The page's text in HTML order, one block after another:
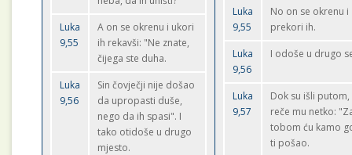
Luka
9,55
A on se okrenu i ukori
ih rekavši: "Ne znate,
čijega ste duha.
Luka
9,56
Sin čovječji nije došao
da upropasti duše,
nego da ih spasi". I
tako otidoše u drugo
mjesto.
Luka
9,55
No on se okrenu i
prekori ih.
Luka
9,56
I odoše u drugo
Luka
9,57
Dok su išli putom,
reče mu netko:
tobom ću kamo
ti pošao.